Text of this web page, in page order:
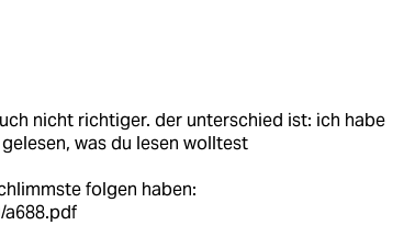
nicht richtiger. der unterschied ist: ich habe
was du lesen wolltest
folgen haben: